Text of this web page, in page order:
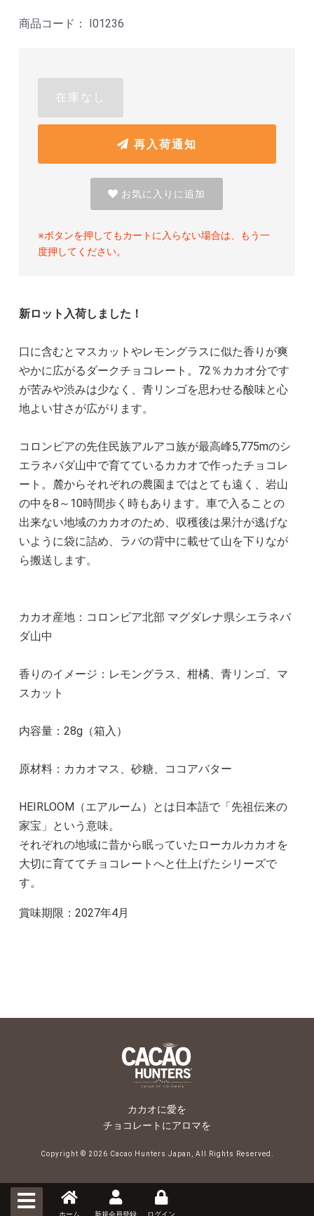
商品コード： I01236
在庫なし
再入荷通知
お気に入りに追加
※ボタンを押してもカートに入らない場合は、もう一
度押してください。
新ロット入荷しました！
口に含むとマスカットやレモングラスに似た香りが爽
やかに広がるダークチョコレート。72％カカオ分です
が苦みや渋みは少なく、青リンゴを思わせる酸味と心
地よい甘さが広がります。
コロンビアの先住民族アルアコ族が最高峰5,775mのシ
エラネバダ山中で育てているカカオで作ったチョコレ
ート。麓からそれぞれの農園まではとても遠く、岩山
の中を8～10時間歩く時もあります。車で入ることの
出来ない地域のカカオのため、収穫後は果汁が逃げな
いように袋に詰め、ラバの背中に載せて山を下りなが
ら搬送します。
カカオ産地：コロンビア北部 マグダレナ県シエラネバ
ダ山中
香りのイメージ：レモングラス、柑橘、青リンゴ、マ
スカット
内容量：28g（箱入）
原材料：カカオマス、砂糖、ココアバター
HEIRLOOM（エアルーム）とは日本語で「先祖伝来の
家宝」という意味。
それぞれの地域に昔から眠っていたローカルカカオを
大切に育ててチョコレートへと仕上げたシリーズで
す。
賞味期限：2027年4月
ホーム 新規会員登録 ログイン
カカオに愛を
チョコレートにアロマを
Copyright © 2026 Cacao Hunters Japan, All Rights Reserved.